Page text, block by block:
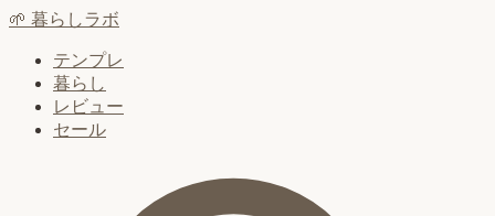
🌱 暮らしラボ
テンプレ
暮らし
レビュー
セール